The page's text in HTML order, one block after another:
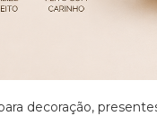
decoração,